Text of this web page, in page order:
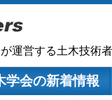
運営する土木技術
学会の新着情報